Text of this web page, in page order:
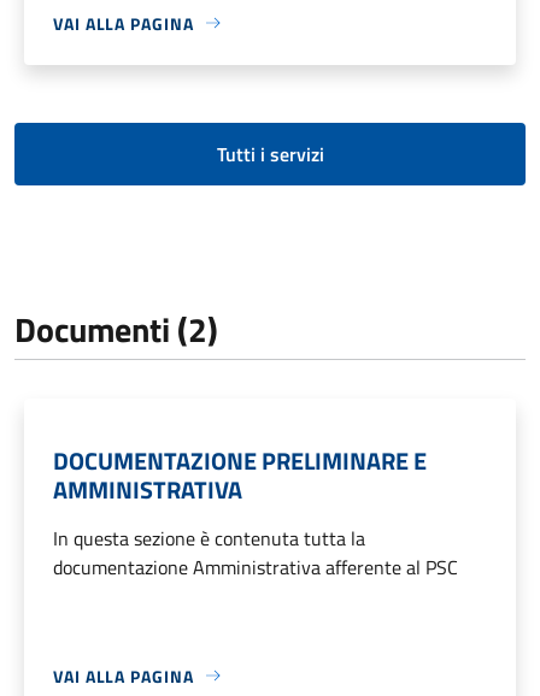
VAI ALLA PAGINA
Tutti i servizi
Documenti (2)
DOCUMENTAZIONE PRELIMINARE E
AMMINISTRATIVA
In questa sezione è contenuta tutta la
documentazione Amministrativa afferente al PSC
VAI ALLA PAGINA